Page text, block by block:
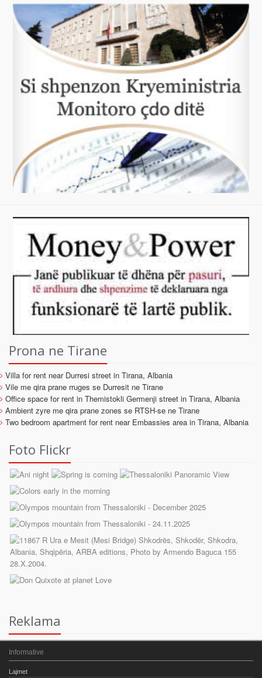
Prona ne Tirane
Villa for rent near Durresi street in Tirana, Albania
Vile me qira prane rruges se Durresit ne Tirane
Office space for rent in Themistokli Germenji street in Tirana, Albania
Ambient zyre me qira prane zones se RTSH-se ne Tirane
Two bedroom apartment for rent near Embassies area in Tirana, Albania
Foto Flickr
Reklama
Informative
Lajmet